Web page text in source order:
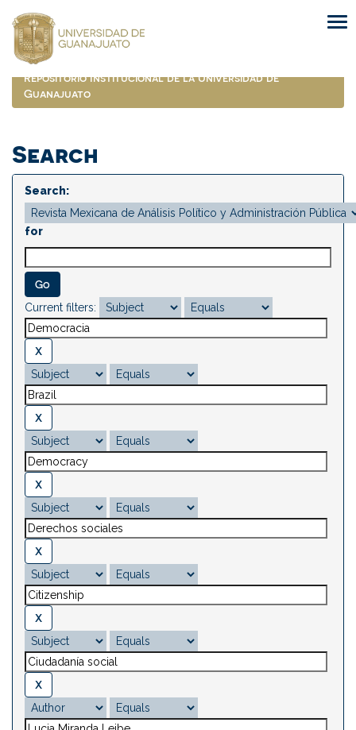
navigation
Repositorio Institucional de la Universidad de
Guanajuato
Search
Search:
for
Current filters: